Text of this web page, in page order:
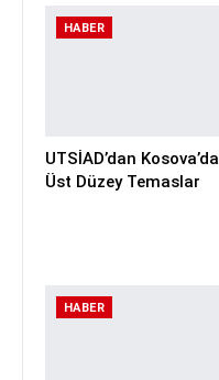
HABER
UTSİAD’dan Kosova’da
Üst Düzey Temaslar
HABER